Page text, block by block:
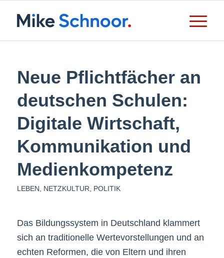
Neue Pflichtfächer an
deutschen Schulen:
Digitale Wirtschaft,
Kommunikation und
Medienkompetenz
LEBEN NETZKULTUR POLITIK
Das Bildungssystem in Deutschland klammert
sich an traditionelle Wertevorstellungen und an
echten Reformen, die von Eltern und ihren